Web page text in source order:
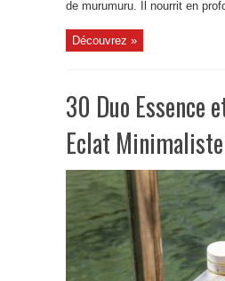
de murumuru. Il nourrit en
Découvrez »
30 Duo Essence
Eclat